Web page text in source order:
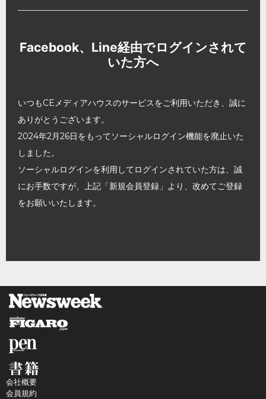
Facebook、Line経由でログインされて
いた方へ
いつもCEメディアハウスのサービスをご利用いただき、誠に
ありがとうございます。
2024年2月26日をもってソーシャルログイン機能を廃止いた
しました。
ソーシャルログインを利用してログインされていた方は、誠
にお手数ですが、上記「新規会員登録」より、改めてご登録
をお願いいたします。
会社概要
会員規約